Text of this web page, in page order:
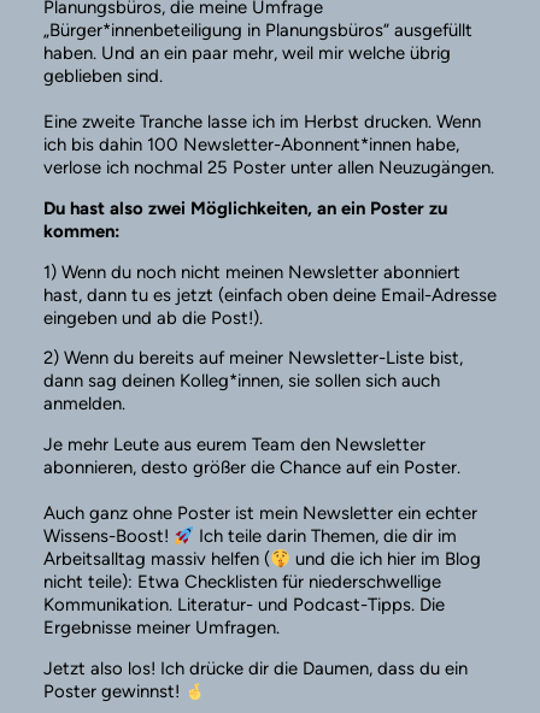
Planungsbüros, die meine Umfrage
„Bürger*innenbeteiligung in Planungsbüros“ ausgefüllt
haben. Und an ein paar mehr, weil mir welche übrig
geblieben sind.
Eine zweite Tranche lasse ich im Herbst drucken. Wenn
ich bis dahin 100 Newsletter-Abonnent*innen habe,
verlose ich nochmal 25 Poster unter allen Neuzugängen.
Du hast also zwei Möglichkeiten, an ein Poster zu
kommen:
1) Wenn du noch nicht meinen Newsletter abonniert
hast, dann tu es jetzt (einfach oben deine Email-Adresse
eingeben und ab die Post!).
2) Wenn du bereits auf meiner Newsletter-Liste bist,
dann sag deinen Kolleg*innen, sie sollen sich auch
anmelden.
Je mehr Leute aus eurem Team den Newsletter
abonnieren, desto größer die Chance auf ein Poster.
Auch ganz ohne Poster ist mein Newsletter ein echter
Wissens-Boost!
Ich teile darin Themen, die dir im
Arbeitsalltag massiv helfen (
und die ich hier im Blog
nicht teile): Etwa Checklisten für niederschwellige
Kommunikation. Literatur- und Podcast-Tipps. Die
Ergebnisse meiner Umfragen.
Jetzt also los! Ich drücke dir die Daumen, dass du ein
Poster gewinnst!